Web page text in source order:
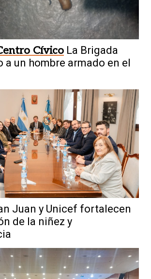
Cívico La Brigada
a un hombre armado en el
Juan y Unicef fortalecen
de la niñez y